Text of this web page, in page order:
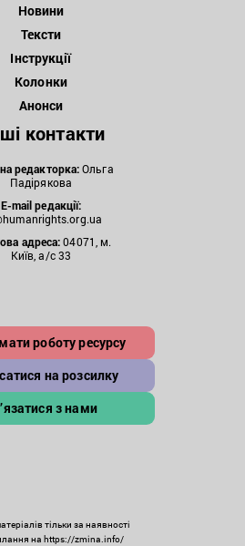
Новини
Тексти
Інструкції
Колонки
Анонси
контакти
редакторка:Ольга
Падірякова
E-mail редакції:
адреса:04071, м.
Київ, а/с 33
роботу ресурсу
на розсилку
з нами
тільки за наявності
на https://zmina.info/